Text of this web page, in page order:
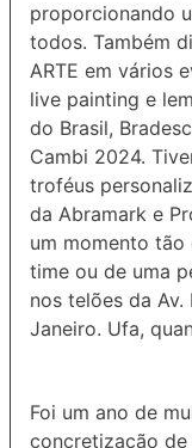
proporcionando
todos. Também
ARTE em vários
live painting e
do Brasil,
Cambi 2024.
troféus
da Abramark e
um momento tão
time ou de uma
nos telões da
Janeiro. Ufa,
Foi um ano de
concretização